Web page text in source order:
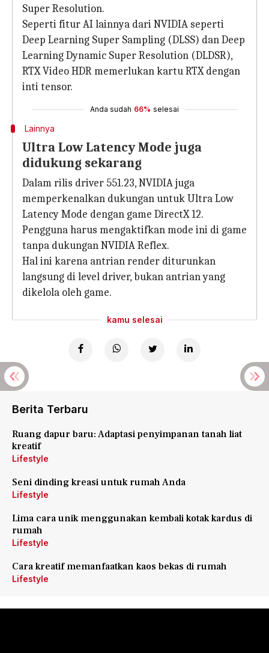
Super Resolution.
Seperti fitur AI lainnya dari NVIDIA seperti
Deep Learning Super Sampling (DLSS) dan Deep
Learning Dynamic Super Resolution (DLDSR),
RTX Video HDR memerlukan kartu RTX dengan
inti tensor.
Anda sudah 66% selesai
Lainnya
Ultra Low Latency Mode juga
didukung sekarang
Dalam rilis driver 551.23, NVIDIA juga
memperkenalkan dukungan untuk Ultra Low
Latency Mode dengan game DirectX 12.
Pengguna harus mengaktifkan mode ini di game
tanpa dukungan NVIDIA Reflex.
Hal ini karena antrian render diturunkan
langsung di level driver, bukan antrian yang
dikelola oleh game.
kamu selesai
Berita Terbaru
Ruang dapur baru: Adaptasi penyimpanan tanah liat
kreatif
Lifestyle
Seni dinding kreasi untuk rumah Anda
Lifestyle
Lima cara unik menggunakan kembali kotak kardus di
rumah
Lifestyle
Cara kreatif memanfaatkan kaos bekas di rumah
Lifestyle